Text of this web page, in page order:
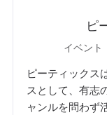
ピ
イベント
ピーティックス
スとして、有志
ャンルを問わず